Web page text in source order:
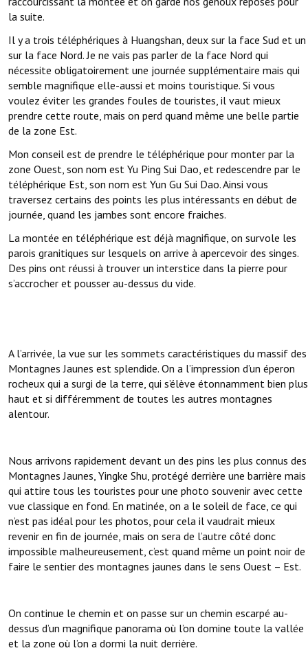
la suite.
Il y a trois téléphériques à Huangshan, deux sur la face Sud et un
sur la face Nord. Je ne vais pas parler de la face Nord qui
nécessite obligatoirement une journée supplémentaire mais qui
semble magnifique elle-aussi et moins touristique. Si vous
voulez éviter les grandes foules de touristes, il vaut mieux
prendre cette route, mais on perd quand même une belle partie
de la zone Est.
Mon conseil est de prendre le téléphérique pour monter par la
zone Ouest, son nom est Yu Ping Sui Dao, et redescendre par le
téléphérique Est, son nom est Yun Gu Sui Dao. Ainsi vous
traversez certains des points les plus intéressants en début de
journée, quand les jambes sont encore fraiches.
La montée en téléphérique est déjà magnifique, on survole les
parois granitiques sur lesquels on arrive à apercevoir des singes.
Des pins ont réussi à trouver un interstice dans la pierre pour
s’accrocher et pousser au-dessus du vide.
A l’arrivée, la vue sur les sommets caractéristiques du massif des
Montagnes Jaunes est splendide. On a l’impression d’un éperon
rocheux qui a surgi de la terre, qui s’élève étonnamment bien plus
haut et si différemment de toutes les autres montagnes
alentour.
Nous arrivons rapidement devant un des pins les plus connus des
Montagnes Jaunes, Yingke Shu, protégé derrière une barrière mais
qui attire tous les touristes pour une photo souvenir avec cette
vue classique en fond. En matinée, on a le soleil de face, ce qui
n’est pas idéal pour les photos, pour cela il vaudrait mieux
revenir en fin de journée, mais on sera de l’autre côté donc
impossible malheureusement, c’est quand même un point noir de
faire le sentier des montagnes jaunes dans le sens Ouest – Est.
On continue le chemin et on passe sur un chemin escarpé au-
dessus d’un magnifique panorama où l’on domine toute la vallée
et la zone où l’on a dormi la nuit derrière.